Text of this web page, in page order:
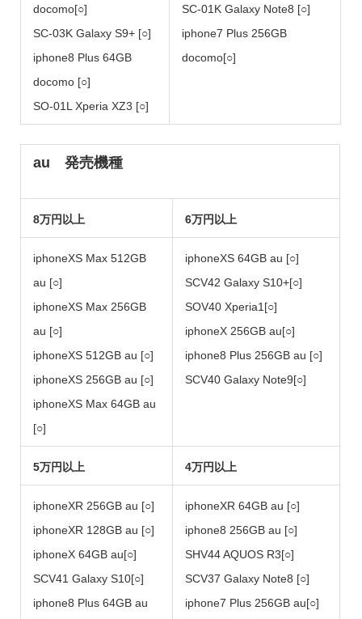
docomo[○]
SC-03K Galaxy S9+ [○]
iphone8 Plus 64GB
docomo [○]
SO-01L Xperia XZ3 [○]
SC-01K Galaxy Note8 [○]
iphone7 Plus 256GB
docomo[○]
au 発売機種
8万円以上 6万円以上
iphoneXS Max 512GB
au [○]
iphoneXS Max 256GB
au [○]
iphoneXS 512GB au [○]
iphoneXS 256GB au [○]
iphoneXS Max 64GB au
[○]
iphoneXS 64GB au [○]
SCV42 Galaxy S10+[○]
SOV40 Xperia1[○]
iphoneX 256GB au[○]
iphone8 Plus 256GB au [○]
SCV40 Galaxy Note9[○]
5万円以上 4万円以上
iphoneXR 256GB au [○]
iphoneXR 128GB au [○]
iphoneX 64GB au[○]
SCV41 Galaxy S10[○]
iphone8 Plus 64GB au
iphoneXR 64GB au [○]
iphone8 256GB au [○]
SHV44 AQUOS R3[○]
SCV37 Galaxy Note8 [○]
iphone7 Plus 256GB au[○]